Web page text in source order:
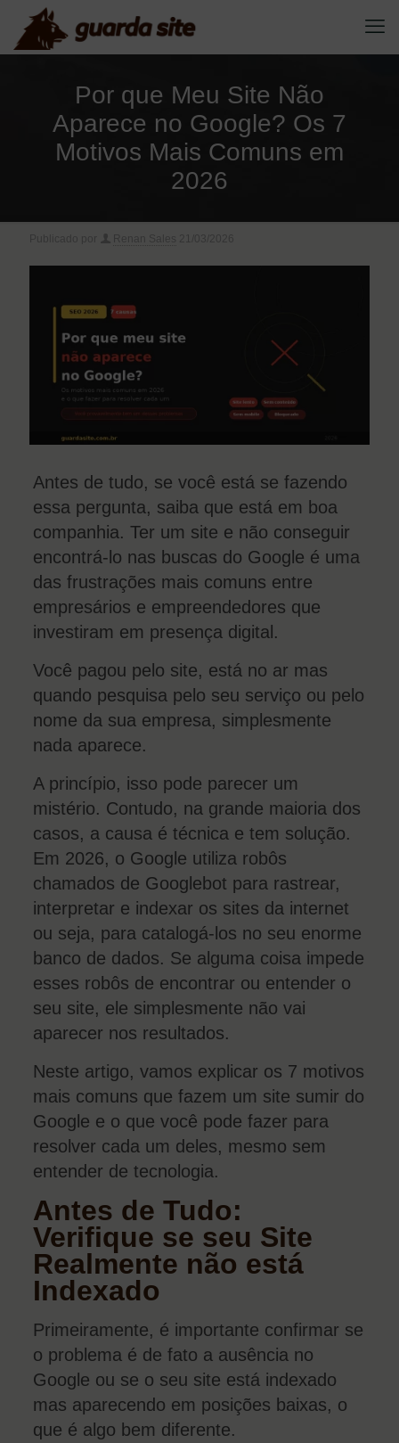
Por que Meu Site Não
Aparece no Google? Os 7
Motivos Mais Comuns em
2026
Antes de tudo, se você está se fazendo
essa pergunta, saiba que está em boa
companhia. Ter um site e não conseguir
encontrá-lo nas buscas do Google é uma
das frustrações mais comuns entre
empresários e empreendedores que
investiram em presença digital.
Você pagou pelo site, está no ar mas
quando pesquisa pelo seu serviço ou pelo
nome da sua empresa, simplesmente
nada aparece.
A princípio, isso pode parecer um
mistério. Contudo, na grande maioria dos
casos, a causa é técnica e tem solução.
Em 2026, o Google utiliza robôs
chamados de Googlebot para rastrear,
interpretar e indexar os sites da internet
ou seja, para catalogá-los no seu enorme
banco de dados. Se alguma coisa impede
esses robôs de encontrar ou entender o
seu site, ele simplesmente não vai
aparecer nos resultados.
Neste artigo, vamos explicar os 7 motivos
mais comuns que fazem um site sumir do
Google e o que você pode fazer para
resolver cada um deles, mesmo sem
entender de tecnologia.
Antes de Tudo:
Verifique se seu Site
Realmente não está
Indexado
Primeiramente, é importante confirmar se
o problema é de fato a ausência no
Google ou se o seu site está indexado
mas aparecendo em posições baixas, o
que é algo bem diferente.